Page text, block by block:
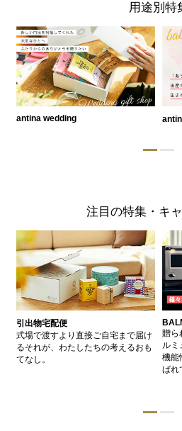
用途別特
antina wedding
注目の特集・キ
引出物宅配便
式場で渡すより直接ご自宅まで届け
るそれが、わたしたちの考えるおも
てなし。
贈ら
ルミ
機能
ばれ